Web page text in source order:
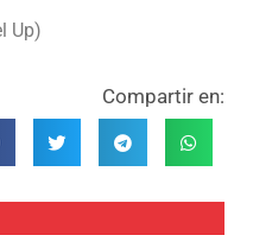
Up)
Compartir en: